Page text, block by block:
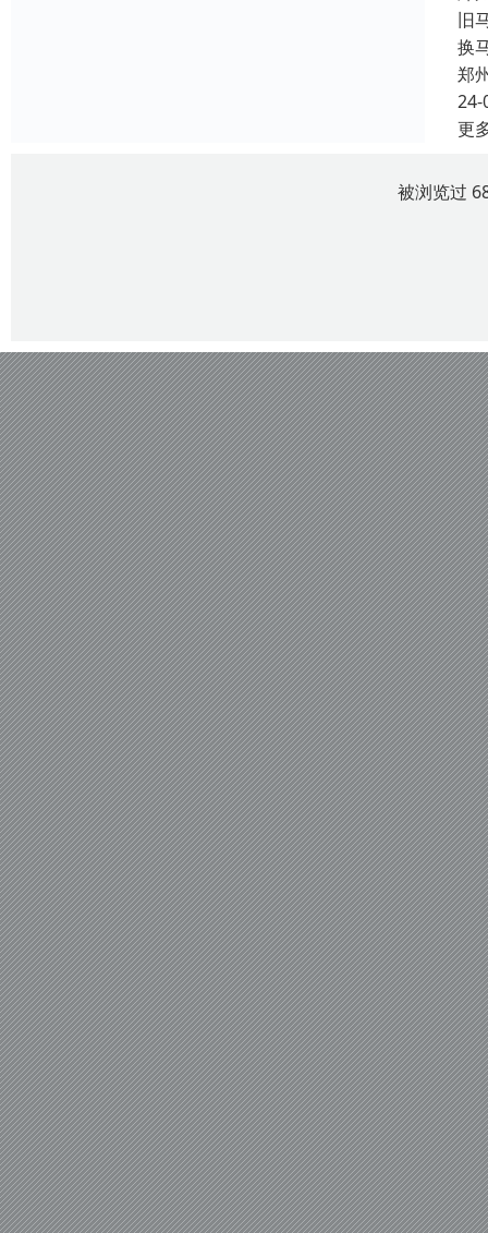
旧
换
郑
24-
更
被浏览过